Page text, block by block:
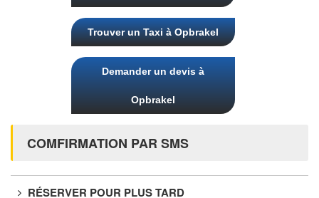
Trouver un Taxi à Opbrakel
Demander un devis à
Opbrakel
COMFIRMATION PAR SMS
RÉSERVER POUR PLUS TARD